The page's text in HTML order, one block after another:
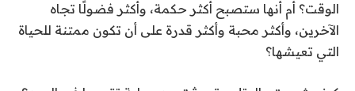
الوقت؟ أم أنها ستصبح أكثر حكمة، وأكثر فضولًا تجاه
الآخرين، وأكثر محبة وأكثر قدرة على أن تكون ممتنة للحياة
التي تعيشها؟